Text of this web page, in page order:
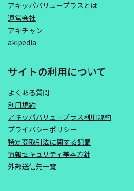
アキッパバリュープラスとは
運営会社
アキチャン
akipedia
サイトの利用について
よくある質問
利用規約
アキッパバリュープラス利用規約
プライバシーポリシー
特定商取引法に関する記載
情報セキュリティ基本方針
外部送信先一覧